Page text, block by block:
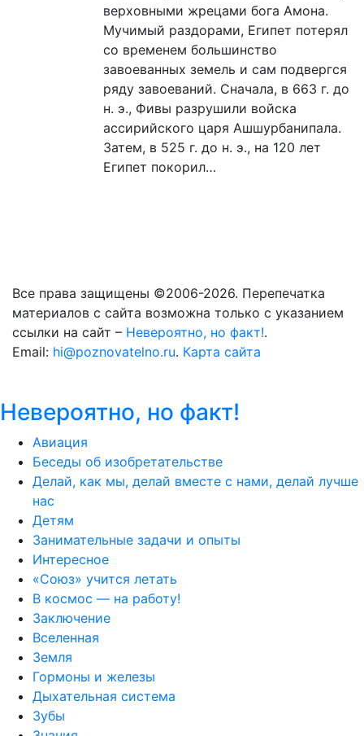
верховными жрецами бога Амона.
Мучимый раздорами, Египет потерял
со временем большинство
завоеванных земель и сам подвергся
ряду завоеваний. Сначала, в 663 г. до
н. э., Фивы разрушили войска
ассирийского царя Ашшурбанипала.
Затем, в 525 г. до н. э., на 120 лет
Египет покорил…
Все права защищены ©2006-2026. Перепечатка
материалов с сайта возможна только с указанием
ссылки на сайт – Невероятно, но факт!.
Email: hi@poznovatelno.ru. Карта сайта
Невероятно, но факт!
Авиация
Беседы об изобретательстве
Делай, как мы, делай вместе с нами, делай лучше
нас
Детям
Занимательные задачи и опыты
Интересное
«Союз» учится летать
В космос — на работу!
Заключение
Вселенная
Земля
Гормоны и железы
Дыхательная система
Зубы